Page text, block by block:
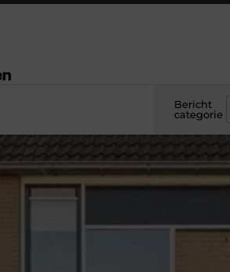
Bericht
categorie